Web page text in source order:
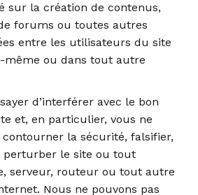
sur la création de contenus,
forums ou toutes autres
entre les utilisateurs du site
même ou dans tout autre
d’interférer avec le bon
et, en particulier, vous ne
contourner la sécurité, falsifier,
le site ou tout
serveur, routeur ou tout autre
Nous ne pouvons pas